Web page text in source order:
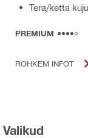
Tera/ketta
PREMIUM
ROHKEM INFOT
Valikud